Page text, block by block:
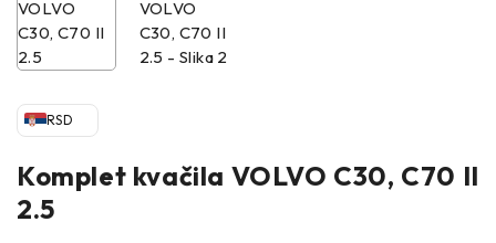
RSD
Komplet kvačila VOLVO C30, C70 II
2.5